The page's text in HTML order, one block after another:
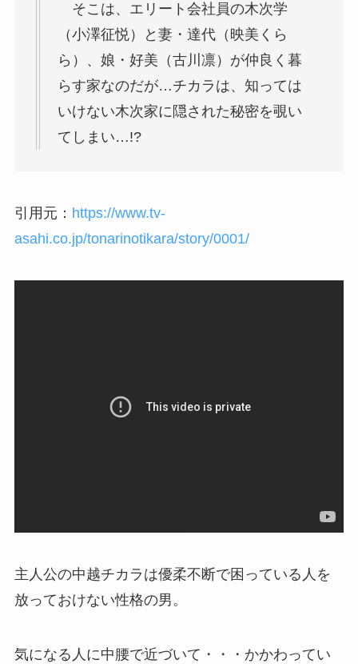
そこは、エリート会社員の木次学
（小澤征悦）と妻・達代（映美くら
ら）、娘・好美（古川凛）が仲良く暮
らす家なのだが…チカラは、知っては
いけない木次家に隠された秘密を覗い
てしまい…!?
引用元： https://www.tv-
asahi.co.jp/tonarinotikara/story/0001/
主人公の中越チカラは優柔不断で困っている人を
放っておけない性格の男。
気になる人に中腰で近づいて・・・かかわってい